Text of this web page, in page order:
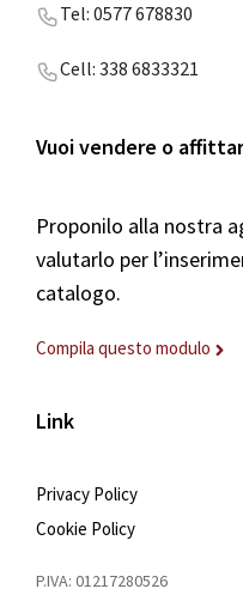
Tel: 0577 678830
Cell: 338 6833321
Vuoi vendere o
Proponilo alla nostra
valutarlo per
catalogo.
Compila questo modulo
Link
Privacy Policy
Cookie Policy
P.IVA: 01217280526